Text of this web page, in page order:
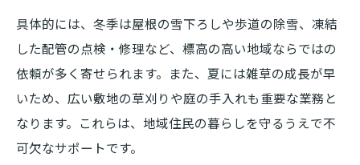
具体的には、冬季は屋根の雪下ろしや歩道の除雪、凍結
した配管の点検・修理など、標高の高い地域ならではの
依頼が多く寄せられます。また、夏には雑草の成長が早
いため、広い敷地の草刈りや庭の手入れも重要な業務と
なります。これらは、地域住民の暮らしを守るうえで不
可欠なサポートです。